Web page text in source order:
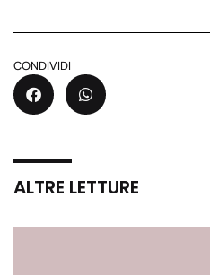
CONDIVIDI
ALTRE LETTURE